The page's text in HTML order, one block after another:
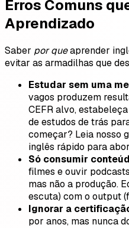
Erros Comuns
Aprendizado
Saber por queaprender
evitar as armadilhas que
Estudar sem uma
vagos produzem
CEFR alvo,
de estudos de trás
começar? Leia nosso
inglês rápido para
Só consumir
filmes e ouvir
mas não a produção.
escuta) com o output
Ignorar a
por anos, mas nunca